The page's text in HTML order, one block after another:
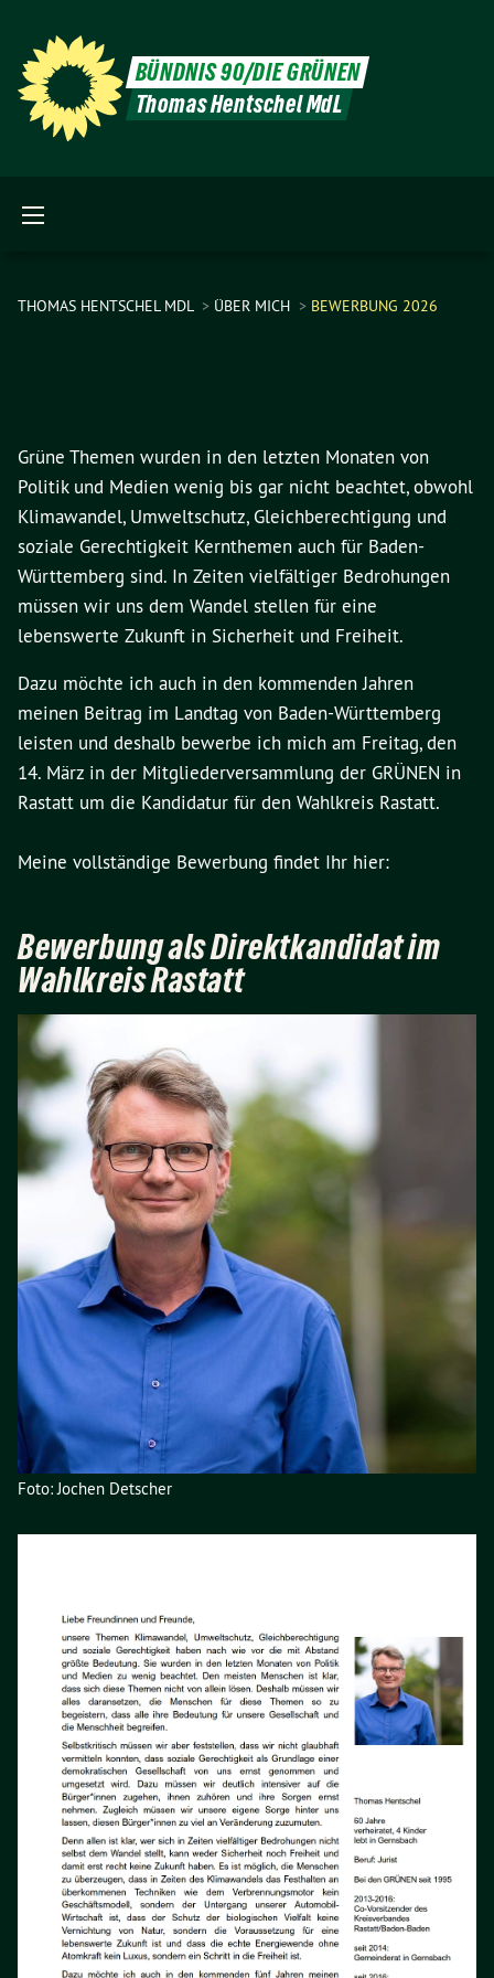
BÜNDNIS 90/DIE GRÜNEN
Thomas Hentschel MdL
THOMAS HENTSCHEL MDL ÜBER MICH BEWERBUNG 2026
Grüne Themen wurden in den letzten Monaten von
Politik und Medien wenig bis gar nicht beachtet, obwohl
Klimawandel, Umweltschutz, Gleichberechtigung und
soziale Gerechtigkeit Kernthemen auch für Baden-
Württemberg sind. In Zeiten vielfältiger Bedrohungen
müssen wir uns dem Wandel stellen für eine
lebenswerte Zukunft in Sicherheit und Freiheit.
Dazu möchte ich auch in den kommenden Jahren
meinen Beitrag im Landtag von Baden-Württemberg
leisten und deshalb bewerbe ich mich am Freitag, den
14. März in der Mitgliederversammlung der GRÜNEN in
Rastatt um die Kandidatur für den Wahlkreis Rastatt.
Meine vollständige Bewerbung findet Ihr hier:
Bewerbung als Direktkandidat im
Wahlkreis Rastatt
Foto: Jochen Detscher